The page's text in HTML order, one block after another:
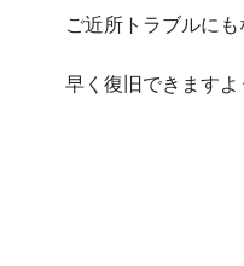
ご近所トラブルにも
早く復旧できますよ